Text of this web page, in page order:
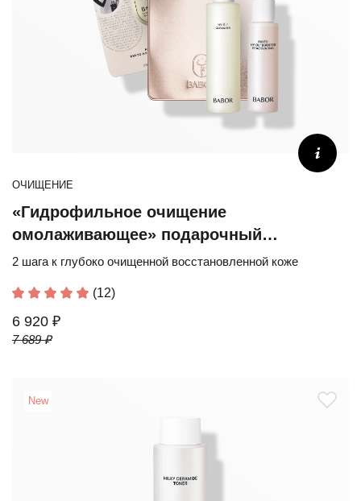
ОЧИЩЕНИЕ
«Гидрофильное очищение
омолаживающее» подарочный
юбилейный набор
2 шага к глубоко очищенной восстановленной коже
(12)
6 920 ₽
7 689 ₽
New